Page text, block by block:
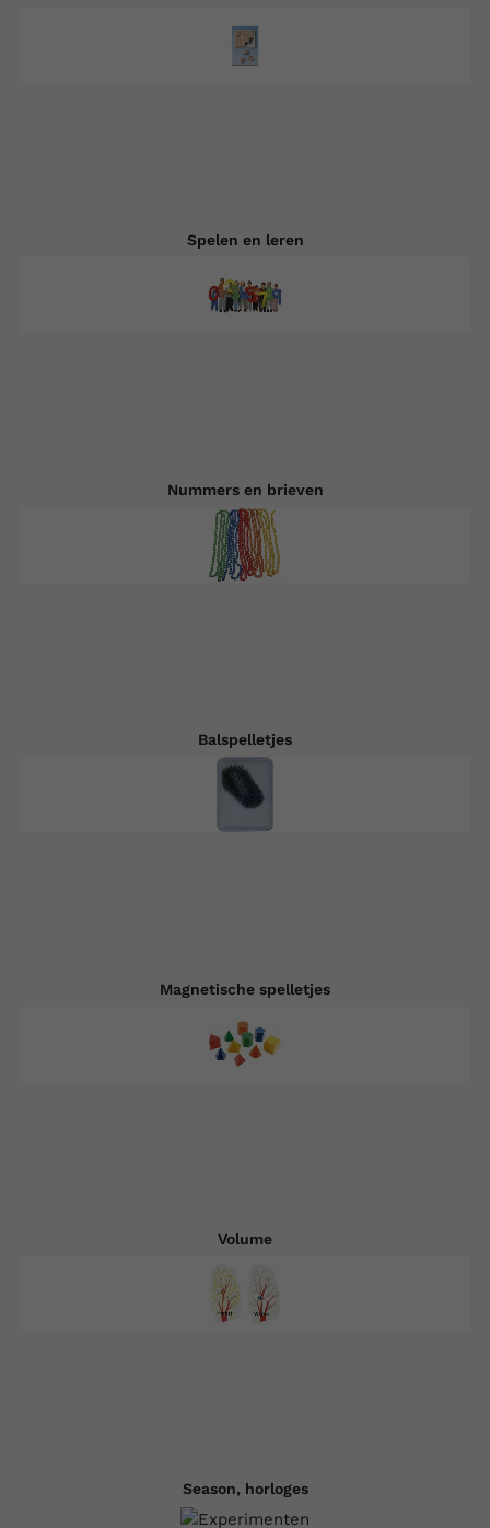
Spelen en leren
Nummers en brieven
Balspelletjes
Magnetische spelletjes
Volume
Season, horloges